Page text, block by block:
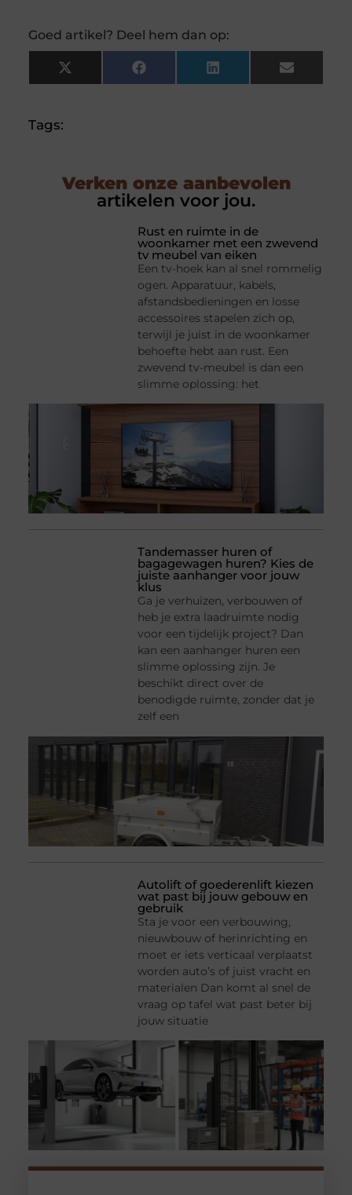
Goed artikel? Deel hem dan op:
X
(Twitter)
Facebook LinkedIn Email
Tags:
Verken onze aanbevolen
artikelen voor jou.
Rust en ruimte in de
woonkamer met een zwevend
tv meubel van eiken
Een tv-hoek kan al snel rommelig
ogen. Apparatuur, kabels,
afstandsbedieningen en losse
accessoires stapelen zich op,
terwijl je juist in de woonkamer
behoefte hebt aan rust. Een
zwevend tv-meubel is dan een
slimme oplossing: het
Tandemasser huren of
bagagewagen huren? Kies de
juiste aanhanger voor jouw
klus
Ga je verhuizen, verbouwen of
heb je extra laadruimte nodig
voor een tijdelijk project? Dan
kan een aanhanger huren een
slimme oplossing zijn. Je
beschikt direct over de
benodigde ruimte, zonder dat je
zelf een
Autolift of goederenlift kiezen
wat past bij jouw gebouw en
gebruik
Sta je voor een verbouwing,
nieuwbouw of herinrichting en
moet er iets verticaal verplaatst
worden auto’s of juist vracht en
materialen Dan komt al snel de
vraag op tafel wat past beter bij
jouw situatie